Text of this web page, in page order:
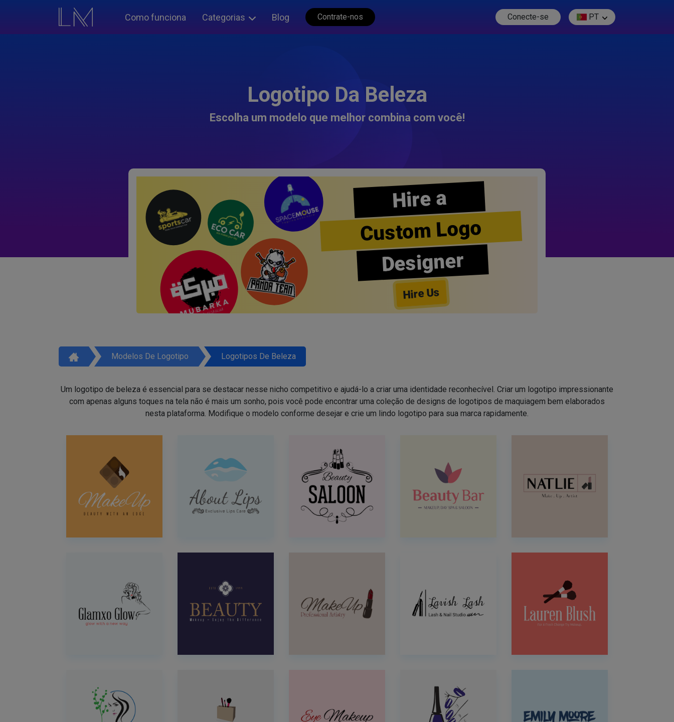
Como funciona Categorias Blog Contrate-nos Conecte-se PT
Logotipo Da Beleza
Escolha um modelo que melhor combina com você!
Hire a
Custom Logo
Designer
Hire Us
Modelos De Logotipo Logotipos De Beleza
Um logotipo de beleza é essencial para se destacar nesse nicho competitivo e ajudá-lo a criar uma identidade reconhecível. Criar um logotipo impressionante
com apenas alguns toques na tela não é mais um sonho, pois você pode encontrar uma coleção de designs de logotipos de maquiagem bem elaborados
nesta plataforma. Modifique o modelo conforme desejar e crie um lindo logotipo para sua marca rapidamente.